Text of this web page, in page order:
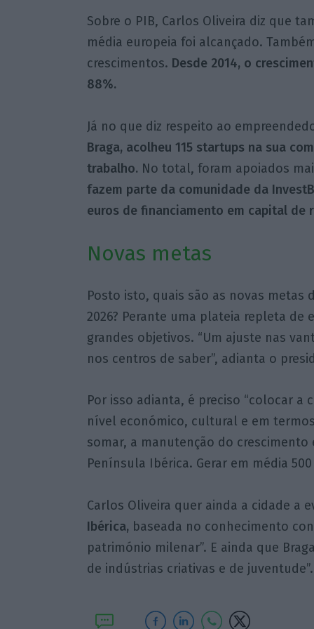
Sobre o PIB, Carlos Oliveira diz que
média europeia foi alcançado.
crescimentos. Desde 2014, o
88%.
Já no que diz respeito ao
Braga, acolheu 115 startups na sua
trabalho. No total, foram apoiados
fazem parte da comunidade da
euros de financiamento em capital de
Novas metas
Posto isto, quais são as novas metas
2026? Perante uma plateia repleta
grandes objetivos. “Um ajuste nas
nos centros de saber”, adianta o
Por isso adianta, é preciso “colocar a
nível económico, cultural e em
somar, a manutenção do
Península Ibérica. Gerar em média
Carlos Oliveira quer ainda a cidade a
Ibérica, baseada no conhecimento
património milenar”. E ainda que
de indústrias criativas e de juventude”.